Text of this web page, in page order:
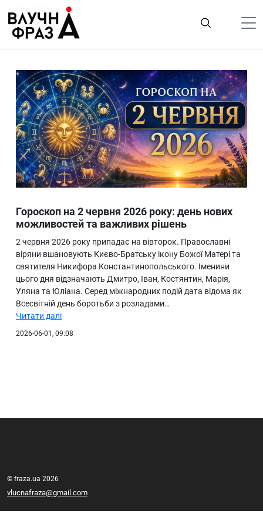
содержимому
Гроші
Життя
Лайфстайл
ТехноНаука
Людина
Ukraine
Про нас
Гороскоп на 2 червня 2026 року: день нових
можливостей та важливих рішень
2 червня 2026 року припадає на вівторок. Православні
віряни вшановують Києво-Братську ікону Божої Матері та
святителя Никифора Константинопольського. Іменини
цього дня відзначають Дмитро, Іван, Костянтин, Марія,
Уляна та Юліана. Серед міжнародних подій дата відома як
Всесвітній день боротьби з розладами…
Читати далі
2026-06-01, 09:08
© fraza.ua 2026
vlucnafraza@gmail.com